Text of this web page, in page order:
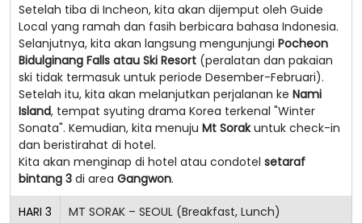
Setelah tiba di Incheon, kita akan dijemput oleh Guide
Local yang ramah dan fasih berbicara bahasa Indonesia.
Selanjutnya, kita akan langsung mengunjungi Pocheon
Bidulginang Falls atau Ski Resort (peralatan dan pakaian
ski tidak termasuk untuk periode Desember-Februari).
Setelah itu, kita akan melanjutkan perjalanan ke Nami
Island, tempat syuting drama Korea terkenal "Winter
Sonata". Kemudian, kita menuju Mt Sorakuntuk check-in
dan beristirahat di hotel.
Kita akan menginap di hotel atau condotel setaraf
bintang 3 di area Gangwon.
HARI 3 MT SORAK – SEOUL (Breakfast, Lunch)